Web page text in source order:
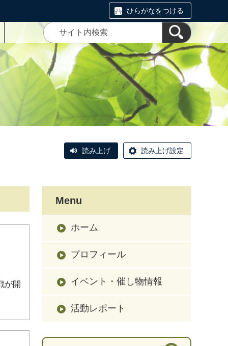
ひらがなをつける
読み上げ 読み上げ設定
が開
Menu
ホーム
プロフィール
イベント・催し物情報
活動レポート